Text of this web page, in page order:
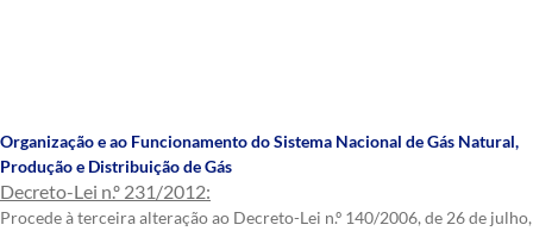
Organização e ao Funcionamento do Sistema Nacional de Gás Natural,
Produção e Distribuição de Gás
Decreto-Lei n.º 231/2012:
Procede à terceira alteração ao Decreto-Lei n.º 140/2006, de 26 de julho,